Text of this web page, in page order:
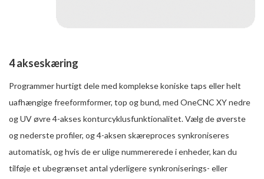
4 akseskæring
Programmer hurtigt dele med komplekse koniske taps eller helt
uafhængige freeformformer, top og bund, med OneCNC XY nedre
og UV øvre 4-akses konturcyklusfunktionalitet. Vælg de øverste
og nederste profiler, og 4-aksen skæreproces synkroniseres
automatisk, og hvis de er ulige nummererede i enheder, kan du
tilføje et ubegrænset antal yderligere synkroniserings- eller